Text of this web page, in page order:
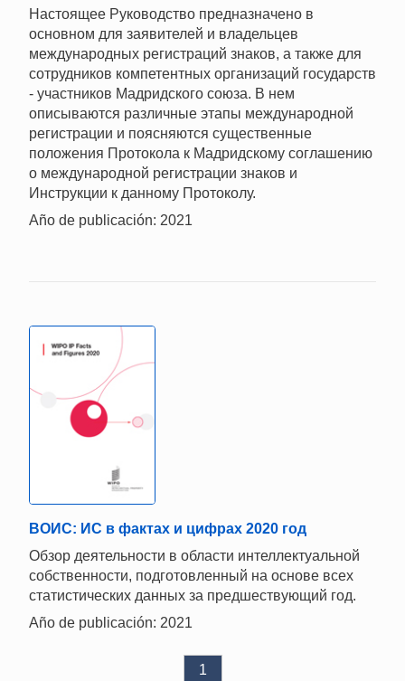
Настоящее Руководство предназначено в
основном для заявителей и владельцев
международных регистраций знаков, а также для
сотрудников компетентных организаций государств
- участников Мадридского союза. В нем
описываются различные этапы международной
регистрации и поясняются существенные
положения Протокола к Мадридскому соглашению
о международной регистрации знаков и
Инструкции к данному Протоколу.
Año de publicación: 2021
ВОИС: ИС в фактах и цифрах 2020 год
Обзор деятельности в области интеллектуальной
собственности, подготовленный на основе всех
статистических данных за предшествующий год.
Año de publicación: 2021
1